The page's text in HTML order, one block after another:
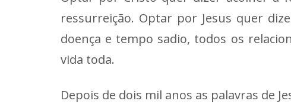
ressurreição. Optar por Jesus quer
doença e tempo sadio, todos os
vida toda.
Depois de dois mil anos as palavras de